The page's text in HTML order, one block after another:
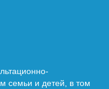
семьи и детей, в том